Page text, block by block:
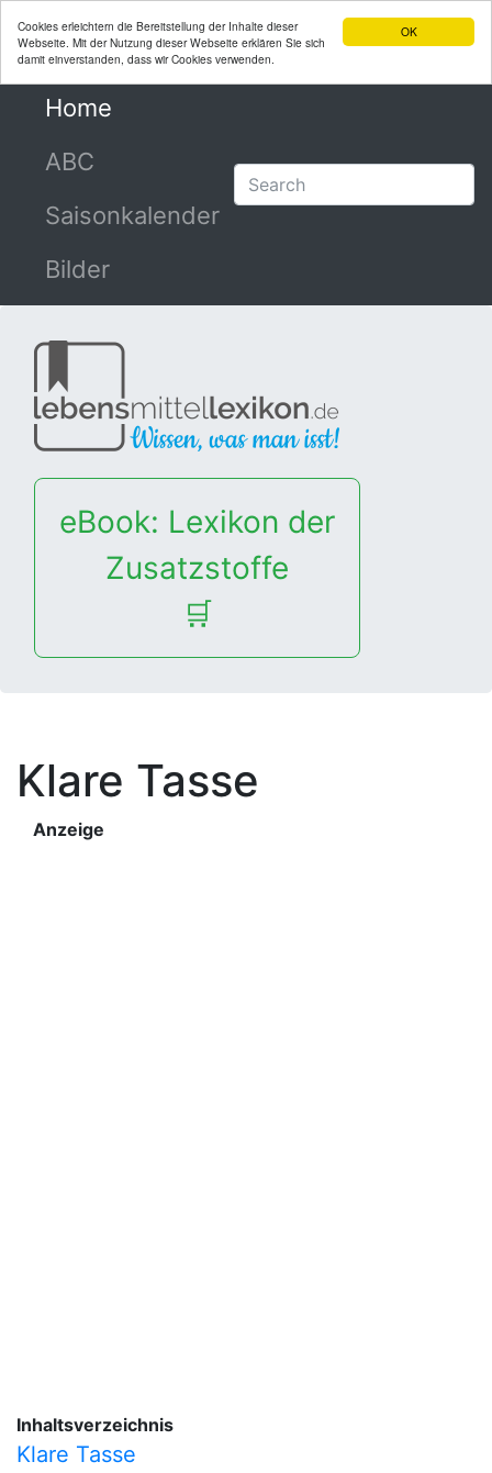
OK
Cookies erleichtern die Bereitstellung der Inhalte dieser
Webseite. Mit der Nutzung dieser Webseite erklären Sie sich
damit einverstanden, dass wir Cookies verwenden.
Home
ABC
Saisonkalender
Bilder
eBook: Lexikon der
Zusatzstoffe
🛒
Klare Tasse
Anzeige
Inhaltsverzeichnis
Klare Tasse